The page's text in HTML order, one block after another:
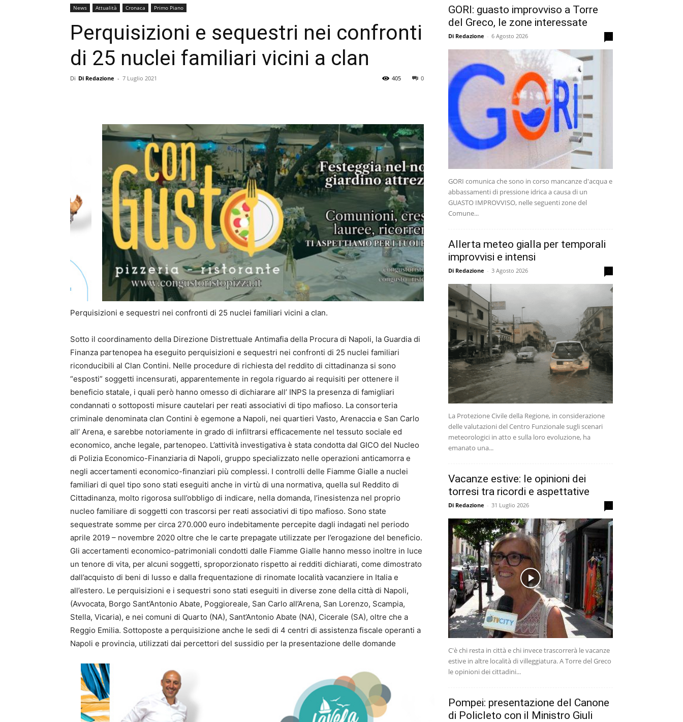
News Attualità Cronaca Primo Piano
Perquisizioni e sequestri nei confronti
di 25 nuclei familiari vicini a clan
Di Di Redazione - 7 Luglio 2021 0
405
Perquisizioni e sequestri nei confronti di 25 nuclei familiari vicini a clan.
Sotto il coordinamento della Direzione Distrettuale Antimafia della Procura di Napoli, la Guardia di
Finanza partenopea ha eseguito perquisizioni e sequestri nei confronti di 25 nuclei familiari
riconducibili al Clan Contini. Nelle procedure di richiesta del reddito di cittadinanza si sono
“esposti” soggetti incensurati, apparentemente in regola riguardo ai requisiti per ottenere il
beneficio statale, i quali però hanno omesso di dichiarare all’ INPS la presenza di famigliari
condannati o sottoposti misure cautelari per reati associativi di tipo mafioso. La consorteria
criminale denominata clan Contini è egemone a Napoli, nei quartieri Vasto, Arenaccia e San Carlo
all’ Arena, e sarebbe notoriamente in grado di infiltrarsi efficacemente nel tessuto sociale ed
economico, anche legale, partenopeo. L’attività investigativa è stata condotta dal GICO del Nucleo
di Polizia Economico-Finanziaria di Napoli, gruppo specializzato nelle operazioni anticamorra e
negli accertamenti economico-finanziari più complessi. I controlli delle Fiamme Gialle a nuclei
familiari di quel tipo sono stati eseguiti anche in virtù di una normativa, quella sul Reddito di
Cittadinanza, molto rigorosa sull’obbligo di indicare, nella domanda, l’inesistenza nel proprio
nucleo familiare di soggetti con trascorsi per reati associativi di tipo mafioso. Sono state
sequestrate somme per circa 270.000 euro indebitamente percepite dagli indagati nel periodo
aprile 2019 – novembre 2020 oltre che le carte prepagate utilizzate per l’erogazione del beneficio.
Gli accertamenti economico-patrimoniali condotti dalle Fiamme Gialle hanno messo inoltre in luce
un tenore di vita, per alcuni soggetti, sproporzionato rispetto ai redditi dichiarati, come dimostrato
dall’acquisto di beni di lusso e dalla frequentazione di rinomate località vacanziere in Italia e
all’estero. Le perquisizioni e i sequestri sono stati eseguiti in diverse zone della città di Napoli,
(Avvocata, Borgo Sant’Antonio Abate, Poggioreale, San Carlo all’Arena, San Lorenzo, Scampia,
Stella, Vicaria), e nei comuni di Quarto (NA), Sant’Antonio Abate (NA), Cicerale (SA), oltre che a
Reggio Emilia. Sottoposte a perquisizione anche le sedi di 4 centri di assistenza fiscale operanti a
Napoli e provincia, utilizzati dai percettori del sussidio per la presentazione delle domande
GORI: guasto improvviso a Torre
del Greco, le zone interessate
Di Redazione - 6 Agosto 2026
GORI comunica che sono in corso mancanze d'acqua e
abbassamenti di pressione idrica a causa di un
GUASTO IMPROVVISO, nelle seguenti zone del
Comune...
Allerta meteo gialla per temporali
improvvisi e intensi
Di Redazione - 3 Agosto 2026
La Protezione Civile della Regione, in considerazione
delle valutazioni del Centro Funzionale sugli scenari
meteorologici in atto e sulla loro evoluzione, ha
emanato una...
Vacanze estive: le opinioni dei
torresi tra ricordi e aspettative
Di Redazione - 31 Luglio 2026
C'è chi resta in città e chi invece trascorrerà le vacanze
estive in altre località di villeggiatura. A Torre del Greco
le opinioni dei cittadini...
Pompei: presentazione del Canone
di Policleto con il Ministro Giuli